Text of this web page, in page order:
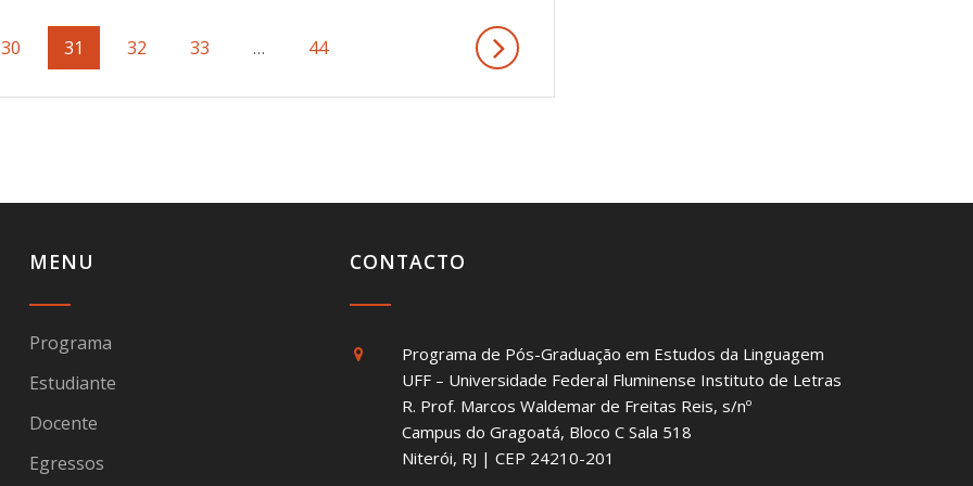
Page
30 Page
31 Page
32 Page
33 … Page
44
MENU
Programa
Estudiante
Docente
Egressos
CONTACTO
Programa de Pós-Graduação em Estudos da Linguagem
UFF – Universidade Federal Fluminense Instituto de Letras
R. Prof. Marcos Waldemar de Freitas Reis, s/nº
Campus do Gragoatá, Bloco C Sala 518
Niterói, RJ | CEP 24210-201